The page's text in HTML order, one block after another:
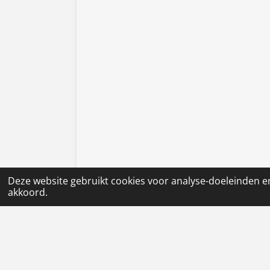
Deze website gebruikt cookies voor analyse-doeleinden
akkoord.
House Rules Bijlowie Pdf